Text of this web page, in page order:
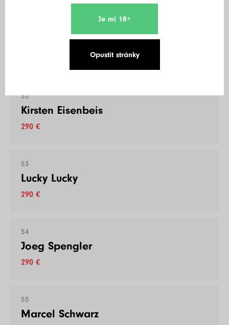
Joe Cocker JR.
52
Kirsten Eisenbeis
290 €
53
Lucky Lucky
290 €
54
Joeg Spengler
290 €
55
Marcel Schwarz
Je mi 18+
Opustit stránky